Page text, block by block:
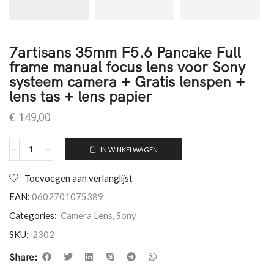
7artisans 35mm F5.6 Pancake Full
frame manual focus lens voor Sony
systeem camera + Gratis lenspen +
lens tas + lens papier
€ 149,00
IN WINKELWAGEN
Toevoegen aan verlanglijst
EAN: 0602701075389
Categories: Camera Lens, Sony
SKU: 2302
Share: